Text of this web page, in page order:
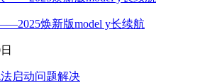
焕新版model y长续航
启动问题解决